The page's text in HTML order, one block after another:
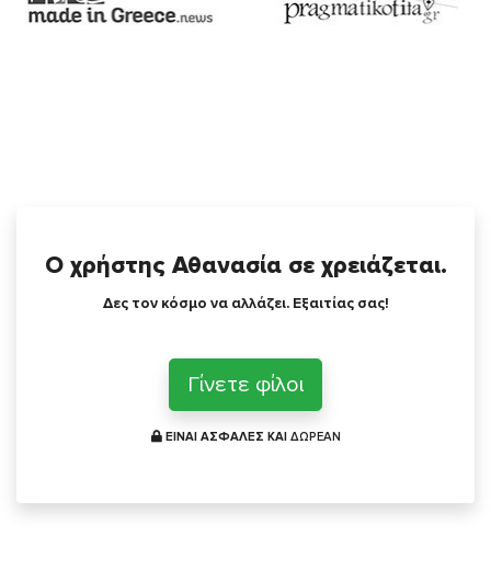
Ο χρήστης Αθανασία σε χρειάζεται.
Δες τον κόσμο να αλλάζει. Εξαιτίας σας!
Γίνετε φίλοι
ΕΙΝΑΙ ΑΣΦΑΛΕΣ ΚΑΙ ΔΩΡΕΑΝ